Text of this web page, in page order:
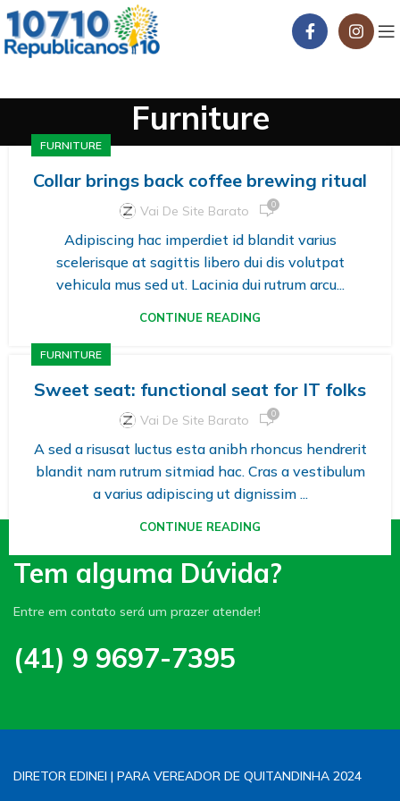
Furniture
FURNITURE
Collar brings back coffee brewing ritual
Vai De Site Barato 0
Adipiscing hac imperdiet id blandit varius
scelerisque at sagittis libero dui dis volutpat
vehicula mus sed ut. Lacinia dui rutrum arcu...
CONTINUE READING
FURNITURE
Sweet seat: functional seat for IT folks
Vai De Site Barato 0
A sed a risusat luctus esta anibh rhoncus hendrerit
blandit nam rutrum sitmiad hac. Cras a vestibulum
a varius adipiscing ut dignissim ...
CONTINUE READING
Tem alguma Dúvida?
Entre em contato será um prazer atender!
(41) 9 9697-7395
DIRETOR EDINEI | PARA VEREADOR DE QUITANDINHA 2024